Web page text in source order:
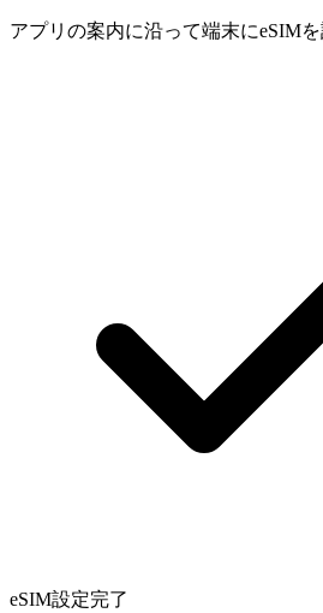
アプリの案内に沿って端末にeSIMを
eSIM設定完了